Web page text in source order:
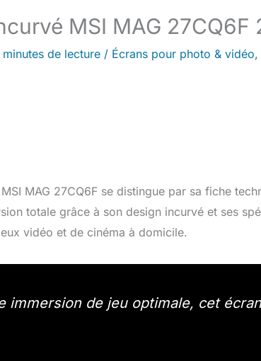
MSI MAG 27CQ6F
minutes de lecture / Écrans pour photo & vidéo,
MAG 27CQ6F se distingue par sa fiche
totale grâce à son design incurvé et ses
vidéo et de cinéma à domicile.
immersion de jeu optimale, cet